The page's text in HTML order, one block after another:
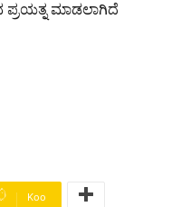
ಮಾಡಲಾಗಿದೆ
Koo